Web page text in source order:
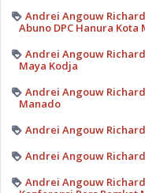
Andrei Angouw
Abuno DPC Hanura Kota
Andrei Angouw
Maya Kodja
Andrei Angouw
Manado
Andrei Angouw
Andrei Angouw
Andrei Angouw